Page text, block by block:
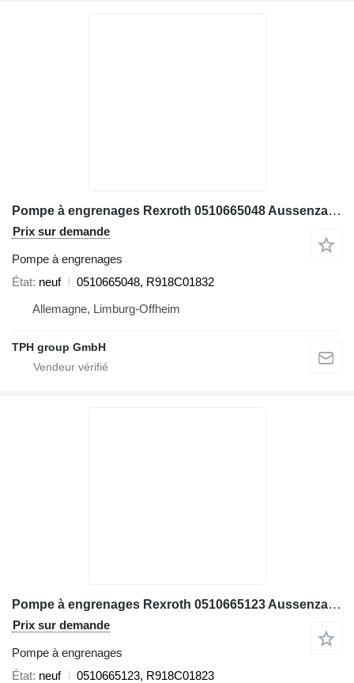
Pompe à engrenages Rexroth 0510665048 Aussenzahnradpumpe, R918C01832 pour matériel de TP
Prix sur demande
Pompe à engrenages
État neuf
0510665048, R918C01832
Allemagne, Limburg-Offheim
TPH group GmbH
Pompe à engrenages Rexroth 0510665123 Aussenzahnradpumpe, R918C01823
Prix sur demande
Pompe à engrenages
État neuf
0510665123, R918C01823